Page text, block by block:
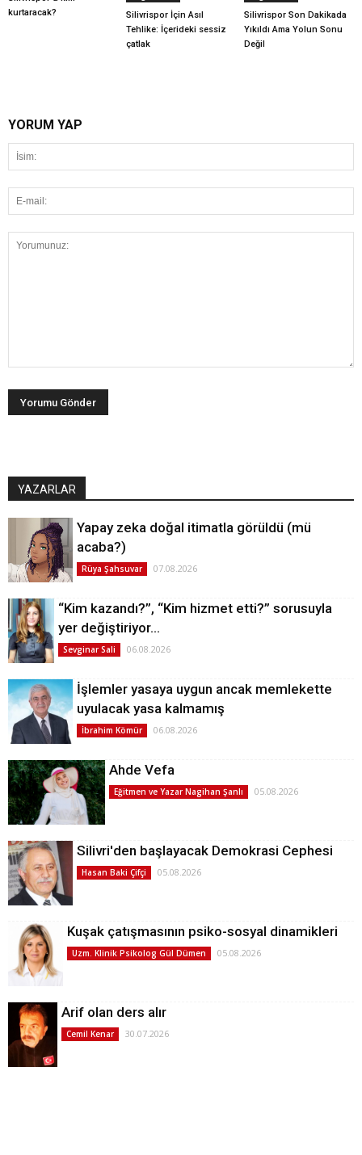
kurtaracak?
Silivrispor İçin Asıl
Tehlike: İçerideki sessiz
çatlak
Silivrispor Son Dakikada
Yıkıldı Ama Yolun Sonu
Değil
YORUM YAP
YAZARLAR
Yapay zeka doğal itimatla görüldü (mü
acaba?)
Rüya Şahsuvar 07.08.2026
“Kim kazandı?”, “Kim hizmet etti?” sorusuyla
yer değiştiriyor…
Sevginar Sali 06.08.2026
İşlemler yasaya uygun ancak memlekette
uyulacak yasa kalmamış
İbrahim Kömür 06.08.2026
Ahde Vefa
Eğitmen ve Yazar Nagihan Şanlı 05.08.2026
Silivri'den başlayacak Demokrasi Cephesi
Hasan Baki Çifçi 05.08.2026
Kuşak çatışmasının psiko-sosyal dinamikleri
Uzm. Klinik Psikolog Gül Dümen 05.08.2026
Arif olan ders alır
Cemil Kenar 30.07.2026